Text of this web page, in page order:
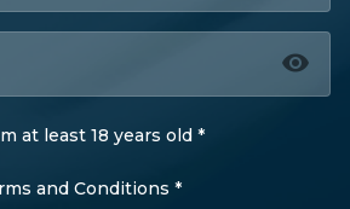
at least 18 years old *
and Conditions *